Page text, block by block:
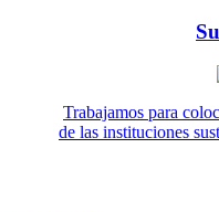
Trabajamos para
de las instituciones